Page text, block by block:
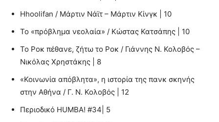
Ηhoolifan / Μάρτιν Νάϊτ – Μάρτιν Κίνγκ | 10
Το «πρόβλημα νεολαία» / Κώστας Κατσάπης | 10
Το Ροκ πέθανε, ζήτω το Ροκ / Γιάννης Ν. Κολοβός –
Νικόλας Χρηστάκης | 8
«Κοινωνία απόβλητα», η ιστορία της πανκ σκηνής
στην Αθήνα / Γ. Ν. Κολοβός | 12
Περιοδικό HUMBA! #34| 5